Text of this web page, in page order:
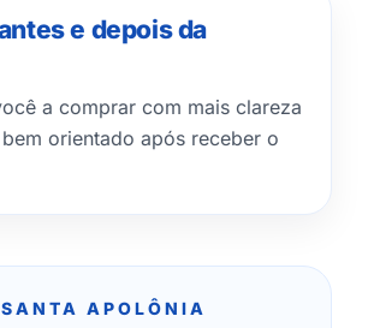
e depois da
a comprar com mais clareza
orientado após receber o
APOLÔNIA